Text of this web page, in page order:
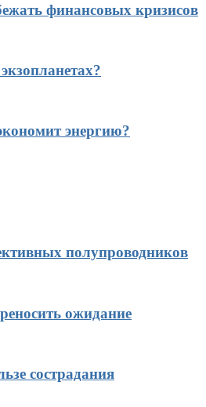
финансовых кризисов
энергию?
полупроводников
ожидание
сострадания